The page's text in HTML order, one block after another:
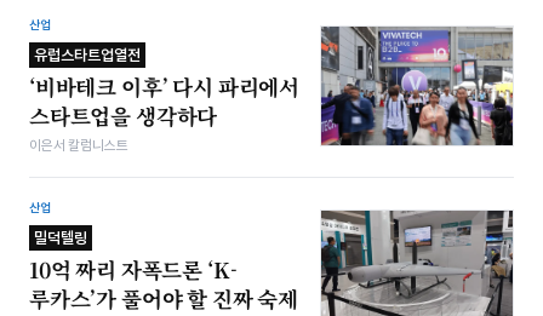
산업
유럽스타트업열전
‘비바테크 이후’ 다시 파리에서
스타트업을 생각하다
이은서 칼럼니스트
산업
밀덕텔링
10억 짜리 자폭드론 ‘K-
루카스’가 풀어야 할 진짜 숙제